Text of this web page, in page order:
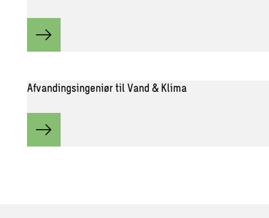
Afvandingsingeniør til Vand & Klima